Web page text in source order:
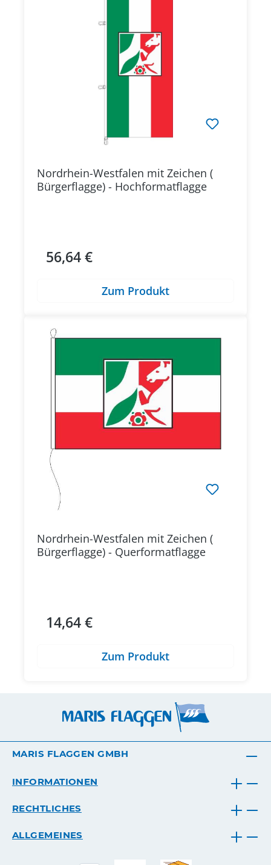
Nordrhein-Westfalen mit Zeichen (
Bürgerflagge) - Hochformatflagge
Regulärer Preis:
56,64 €
Zum Produkt
Nordrhein-Westfalen mit Zeichen (
Bürgerflagge) - Querformatflagge
Regulärer Preis:
14,64 €
Zum Produkt
MARIS FLAGGEN GMBH
INFORMATIONEN
RECHTLICHES
ALLGEMEINES